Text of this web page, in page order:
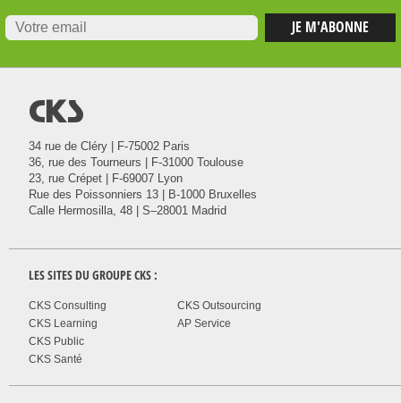
@
34 rue de Cléry | F-75002 Paris
36, rue des Tourneurs | F-31000 Toulouse
23, rue Crépet | F-69007 Lyon
Rue des Poissonniers 13 | B-1000 Bruxelles
Calle Hermosilla, 48 | S–28001 Madrid
LES SITES DU GROUPECKS :
CKS Consulting
CKS Learning
CKS Public
CKS Santé
CKS Outsourcing
AP Service